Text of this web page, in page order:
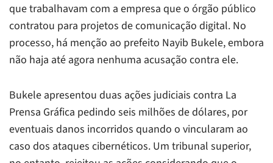
que trabalhavam com a empresa que o órgão público
contratou para projetos de comunicação digital. No
processo, há menção ao prefeito Nayib Bukele, embora
não haja até agora nenhuma acusação contra ele.
Bukele apresentou duas ações judiciais contra La
Prensa Gráfica pedindo seis milhões de dólares, por
eventuais danos incorridos quando o vincularam ao
caso dos ataques cibernéticos. Um tribunal superior,